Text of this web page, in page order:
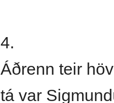
4.
Áðrenn teir
tá var